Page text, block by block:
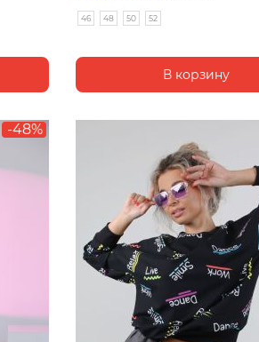
46 48 50 52
-48%